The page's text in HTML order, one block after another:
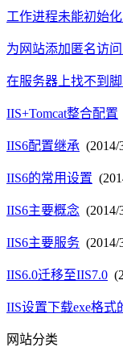
工作进程未能初始
为网站添加匿名访
在服务器上找不到
IIS+Tomcat整合配置
IIS6配置继承 (2014/
IIS6的常用设置
IIS6主要概念 (2014/
IIS6主要服务 (2014/
IIS6.0迁移至IIS7.0
IIS设置下载exe格式
网站分类